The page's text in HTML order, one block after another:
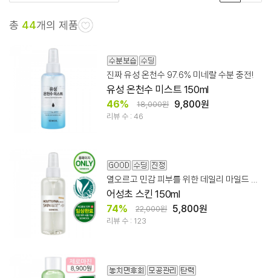
총 44개의 제품
진짜 유성 온천수 97.6% 미네랄 수분 충전!
유성 온천수 미스트 150ml
46% 18,000원 9,800원
리뷰 수 : 46
열오르고 민감 피부를 위한 데일리 마일드 어성초 스킨
어성초 스킨 150ml
74% 22,000원 5,800원
리뷰 수 : 123